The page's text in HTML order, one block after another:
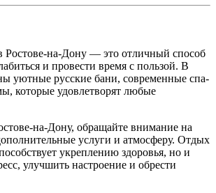
Ростове-на-Дону — это отличный способ
и провести время с пользой. В
уютные русские бани, современные спа-
которые удовлетворят любые
на-Дону, обращайте внимание на
услуги и атмосферу. Отдых
укреплению здоровья, но и
улучшить настроение и обрести